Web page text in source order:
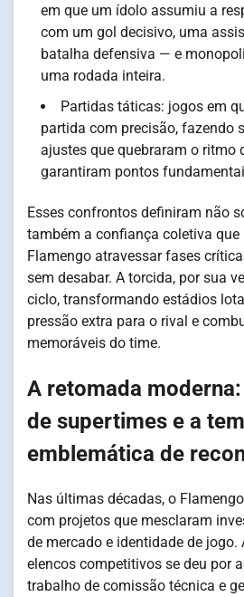
em que um ídolo assumiu a
com um gol decisivo, uma
batalha defensiva — e
uma rodada inteira.
Partidas táticas: jogos em
partida com precisão, fazendo
ajustes que quebraram o ritmo
garantiram pontos
Esses confrontos definiram não
também a confiança coletiva que
Flamengo atravessar fases
sem desabar. A torcida, por sua
ciclo, transformando estádios
pressão extra para o rival e
memoráveis do time.
A retomada
de supertimes e a
emblemática de
Nas últimas décadas, o
com projetos que mesclaram
de mercado e identidade de jogo.
elencos competitivos se deu por
trabalho de comissão técnica e